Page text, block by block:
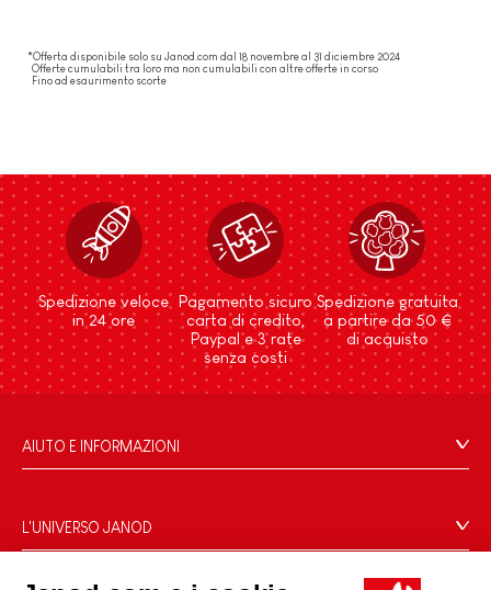
*Offerta disponibile solo su Janod.com dal 18 novembre al 31 diciembre 2024
Offerte cumulabili tra loro ma non cumulabili con altre offerte in corso
Fino ad esaurimento scorte
Spedizione veloce
in 24 ore
Pagamento sicuro
carta di credito,
Paypal e 3 rate
senza costi
Spedizione gratuita
a partire da 50 €
di acquisto
AIUTO E INFORMAZIONI
Domande Frequenti
Contatti
Negozi
L'UNIVERSO JANOD